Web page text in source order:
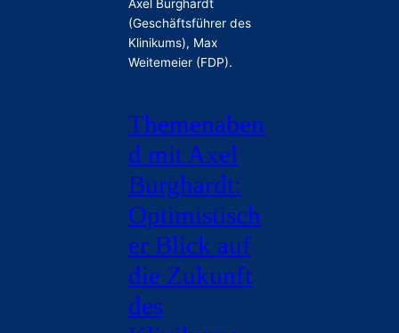
Themenaben
d mit Axel
Burghardt:
Optimistisch
er Blick auf
die Zukunft
des